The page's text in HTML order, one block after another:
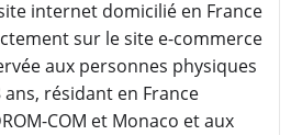
internet domicilié en France
sur le site e-commerce
aux personnes physiques
ans, résidant en France
COM et Monaco et aux